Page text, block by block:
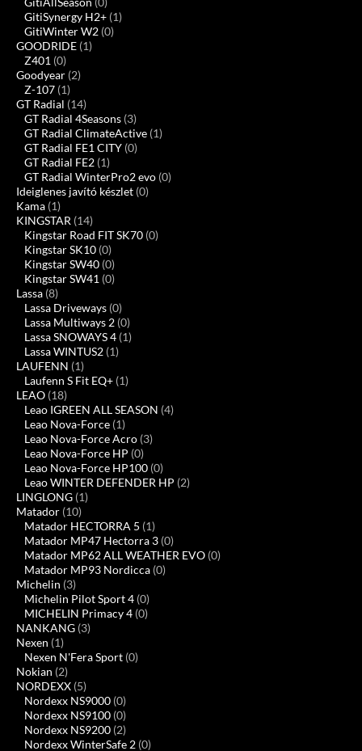
GitiSynergy H2+ (1)
GitiWinter W2 (0)
GOODRIDE (1)
Z401 (0)
Goodyear (2)
Z-107 (1)
GT Radial (14)
GT Radial 4Seasons (3)
GT Radial ClimateActive (1)
GT Radial FE1 CITY (0)
GT Radial FE2 (1)
GT Radial WinterPro2 evo (0)
Ideiglenes javító készlet (0)
Kama (1)
KINGSTAR (14)
Kingstar Road FIT SK70 (0)
Kingstar SK10 (0)
Kingstar SW40 (0)
Kingstar SW41 (0)
Lassa (8)
Lassa Driveways (0)
Lassa Multiways 2 (0)
Lassa SNOWAYS 4 (1)
Lassa WINTUS2 (1)
LAUFENN (1)
Laufenn S Fit EQ+ (1)
LEAO (18)
Leao IGREEN ALL SEASON (4)
Leao Nova-Force (1)
Leao Nova-Force Acro (3)
Leao Nova-Force HP (0)
Leao Nova-Force HP100 (0)
Leao WINTER DEFENDER HP (2)
LINGLONG (1)
Matador (10)
Matador HECTORRA 5 (1)
Matador MP47 Hectorra 3 (0)
Matador MP62 ALL WEATHER EVO (0)
Matador MP93 Nordicca (0)
Michelin (3)
Michelin Pilot Sport 4 (0)
MICHELIN Primacy 4 (0)
NANKANG (3)
Nexen (1)
Nexen N'Fera Sport (0)
Nokian (2)
NORDEXX (5)
Nordexx NS9000 (0)
Nordexx NS9100 (0)
Nordexx NS9200 (2)
Nordexx WinterSafe 2 (0)